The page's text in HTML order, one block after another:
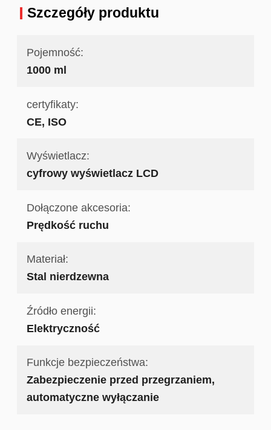
Szczegóły produktu
Pojemność:
1000 ml
certyfikaty:
CE, ISO
Wyświetlacz:
cyfrowy wyświetlacz LCD
Dołączone akcesoria:
Prędkość ruchu
Materiał:
Stal nierdzewna
Źródło energii:
Elektryczność
Funkcje bezpieczeństwa:
Zabezpieczenie przed przegrzaniem,
automatyczne wyłączanie